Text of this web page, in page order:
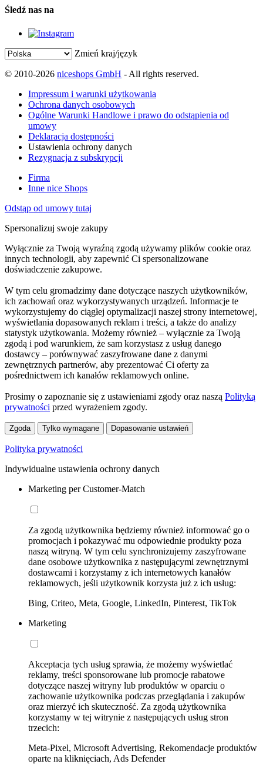
Śledź nas na
Zmień kraj/język
© 2010-2026 niceshops GmbH - All rights reserved.
Impressum i warunki użytkowania
Ochrona danych osobowych
Ogólne Warunki Handlowe i prawo do odstąpienia od
umowy
Deklaracja dostępności
Ustawienia ochrony danych
Rezygnacja z subskrypcji
Firma
Inne nice Shops
Odstąp od umowy tutaj
Spersonalizuj swoje zakupy
Wyłącznie za Twoją wyraźną zgodą używamy plików cookie oraz
innych technologii, aby zapewnić Ci spersonalizowane
doświadczenie zakupowe.
W tym celu gromadzimy dane dotyczące naszych użytkowników,
ich zachowań oraz wykorzystywanych urządzeń. Informacje te
wykorzystujemy do ciągłej optymalizacji naszej strony internetowej,
wyświetlania dopasowanych reklam i treści, a także do analizy
statystyk użytkowania. Możemy również – wyłącznie za Twoją
zgodą i pod warunkiem, że sam korzystasz z usług danego
dostawcy – porównywać zaszyfrowane dane z danymi
zewnętrznych partnerów, aby prezentować Ci oferty za
pośrednictwem ich kanałów reklamowych online.
Prosimy o zapoznanie się z ustawieniami zgody oraz naszą Polityką
prywatności przed wyrażeniem zgody.
Zgoda Tylko wymagane Dopasowanie ustawień
Polityka prywatności
Indywidualne ustawienia ochrony danych
Marketing per Customer-Match
Za zgodą użytkownika będziemy również informować go o
promocjach i pokazywać mu odpowiednie produkty poza
naszą witryną. W tym celu synchronizujemy zaszyfrowane
dane osobowe użytkownika z następującymi zewnętrznymi
dostawcami i korzystamy z ich internetowych kanałów
reklamowych, jeśli użytkownik korzysta już z ich usług:
Bing, Criteo, Meta, Google, LinkedIn, Pinterest, TikTok
Marketing
Akceptacja tych usług sprawia, że możemy wyświetlać
reklamy, treści sponsorowane lub promocje rabatowe
dotyczące naszej witryny lub produktów w oparciu o
zachowanie użytkownika podczas przeglądania i zakupów
oraz mierzyć ich skuteczność. Za zgodą użytkownika
korzystamy w tej witrynie z następujących usług stron
trzecich:
Meta-Pixel, Microsoft Advertising, Rekomendacje produktów
oparte na kliknięciach, Ads Defender